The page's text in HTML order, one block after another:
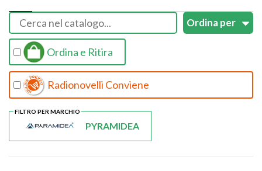
Ordina e Ritira
Radionovelli Conviene
PYRAMIDEA
FILTRO PER MARCHIO